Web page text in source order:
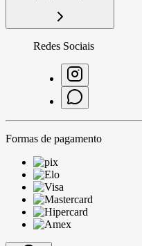
Redes Sociais
Formas de pagamento